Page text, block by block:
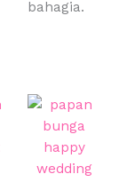
bahagia.